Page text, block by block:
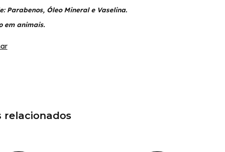
Parabenos, Óleo Mineral e Vaselina.
em animais.
relacionados